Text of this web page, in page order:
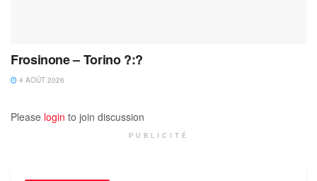
Frosinone – Torino ?:?
4 AOÛT 2026
Please login to join discussion
PUBLICITÉ